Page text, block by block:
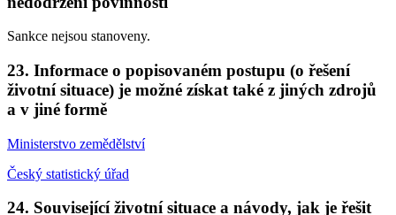
Sankce nejsou stanoveny.
23. Informace o popisovaném postupu (o řešení
životní situace) je možné získat také z jiných zdrojů
a v jiné formě
Ministerstvo zemědělství
Český statistický úřad
24. Související životní situace a návody, jak je řešit